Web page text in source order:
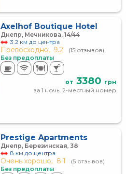
Axelhof Boutique Hotel
Днепр, Мечникова, 14/44
3.2 км до центра
Превосходно, 9.2
(15 отзывов)
Без предоплаты
от 3380 грн
за 1 ночь, 2-местный номер
Prestige Apartments
Днепр, Березинская, 38
8 км до центра
Очень хорошо, 8.1
(5 отзывов)
Без предоплаты